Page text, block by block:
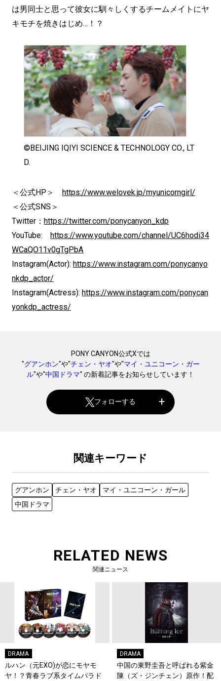
は男同士と思って彼女に馴々しくするチームメイトにヤ
キモチを焼きはじめ…！？
©BEIJING IQIYI SCIENCE & TECHNOLOGY CO., LT
D.
＜公式HP＞ https://www.welovek.jp/myunicorngirl/
＜公式SNS＞
Twitter： https://twitter.com/ponycanyon_kdp
YouTube: https://www.youtube.com/channel/UC6hodi34
WCaQO11v0gTgPbA
Instagram(Actor): https://www.instagram.com/ponycanyo
nkdp_actor/
Instagram(Actress): https://www.instagram.com/ponycan
yonkdp_actress/
PONY CANYON公式Xでは
"グアンホン"や"チェン・ヤオ"や"マイ・ユニコーン・ガー
ル"や"中国ドラマ" の新着記事をお知らせしています！
フォローする
関連キーワード
グアンホン チェン・ヤオ
マイ・ユニコーン・ガール
中国ドラマ
RELATED NEWS
関連ニュース
DRAMA
ルハン（元EXO)が恋にモヤモ
ヤ！？青春ラブ系タイムパラド
DRAMA
中国の東野圭吾と呼ばれる紫金
陳（ズ・ジンチェン）原作！配